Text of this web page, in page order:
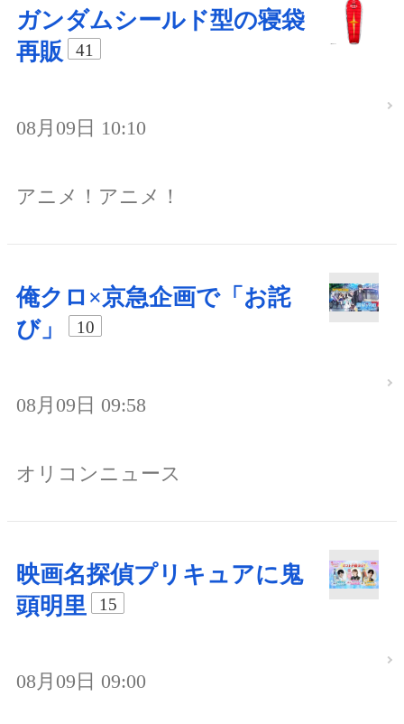
ガンダムシールド型の寝袋
再販
41
08月09日 10:10
アニメ！アニメ！
俺クロ×京急企画で「お詫
び」
10
08月09日 09:58
オリコンニュース
映画名探偵プリキュアに鬼
頭明里
15
08月09日 09:00